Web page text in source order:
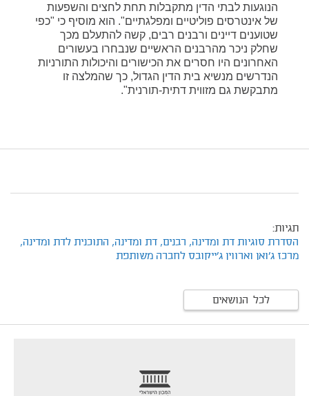
הנוגעות לבתי הדין מתקבלות תחת לחצים והשפעות
של אינטרסים פוליטיים ומפלגתיים". הוא מוסיף כי "כפי
שטוענים דיינים ורבנים רבים, קשה להתעלם מכך
שחלק ניכר מהרבנים הראשיים שנבחרו בעשורים
האחרונים היו חסרים את הכישורים והיכולות התורניות
הנדרשים מנשיא בית הדין הגדול, כך שהמלצה זו
מתבקשת גם מזווית דתית-תורנית".
תגיות:
הסדרת סוגיות דת ומדינה, רבנים, דת ומדינה, התוכנית לדת ומדינה,
מרכז ג'ואן וארווין ג'ייקובס לחברה משותפת
לכל הנושאים